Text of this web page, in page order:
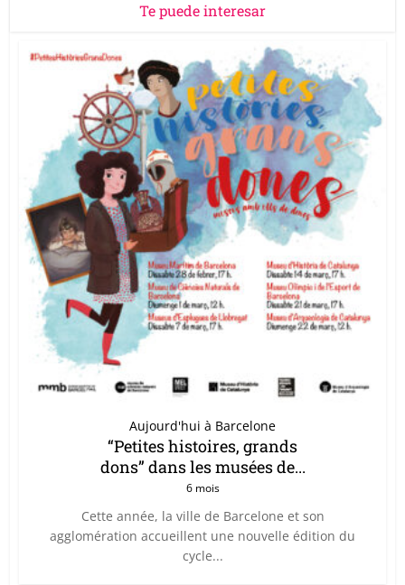
Te puede interesar
Aujourd'hui à Barcelone
“Petites histoires, grands
dons” dans les musées de...
6 mois
Cette année, la ville de Barcelone et son
agglomération accueillent une nouvelle édition du
cycle...